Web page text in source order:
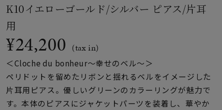
ファッションテイス
ト
着用シーン
コレクション
K10イエローゴールド/シルバー ピアス/片耳
用
¥24,200 (tax in)
＜Cloche du bonheur〜幸せのベル〜＞
ペリドットを留めたリボンと揺れるベルをイメージした
片耳用ピアス。優しいグリーンのカラーリングが魅力で
す。本体のピアスにジャケットパーツを装着し、華やか